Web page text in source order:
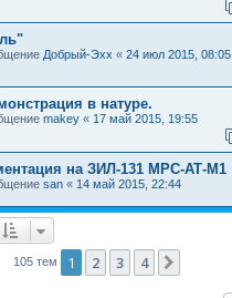
Добрый-Эхх « 24 июл 2015, 08:05
в натуре.
makey « 17 май 2015, 19:55
на ЗИЛ-131 МРС-АТ-М1
san « 14 май 2015, 22:44
105 тем 1 2 3 4